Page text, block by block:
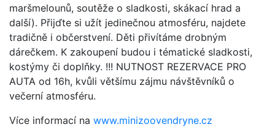
maršmelounů, soutěže o sladkosti, skákací hrad a
další). Přijďte si užít jedinečnou atmosféru, najdete
tradičně i občerstvení. Děti přivítáme drobným
dárečkem. K zakoupení budou i tématické sladkosti,
kostýmy či doplňky. !!! NUTNOST REZERVACE PRO
AUTA od 16h, kvůli většímu zájmu návštěvníků o
večerní atmosféru.
Více informací na www.minizoovendryne.cz